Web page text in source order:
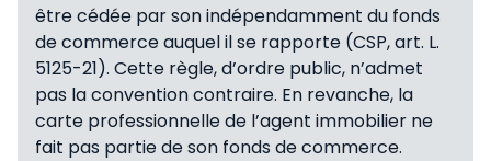
être cédée par son indépendamment du fonds
de commerce auquel il se rapporte (CSP, art. L.
5125-21). Cette règle, d’ordre public, n’admet
pas la convention contraire. En revanche, la
carte professionnelle de l’agent immobilier ne
fait pas partie de son fonds de commerce.